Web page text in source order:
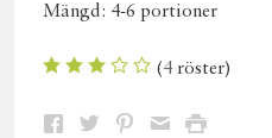
Mängd: 4-6 portioner
(4 röster)
Dela Dela Dela DelaSkriv